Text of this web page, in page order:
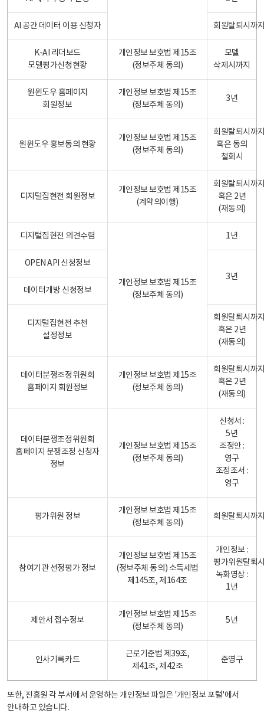
AI 공간 데이터 이용 신청자 회원탈퇴시까
K-AI 리더보드
모델평가신청현황
개인정보 보호법 제15조
(정보주체 동의)
모델
삭제시까지
원윈도우 홈페이지
회원정보
개인정보 보호법 제15조
(정보주체 동의)
3년
원윈도우 홍보동의 현황
개인정보 보호법 제15조
(정보주체 동의)
회원탈퇴시까
혹은 동의
철회시
디지털집현전 회원정보
개인정보 보호법 제15조
(계약의이행)
회원탈퇴시까
혹은 2년
(재동의)
디지털집현전 의견수렴
개인정보 보호법 제15조
(정보주체 동의)
1년
OPEN API 신청정보
3년
데이터개방 신청정보
디지털집현전 추천
설정정보
회원탈퇴시까
혹은 2년
(재동의)
데이터분쟁조정위원회
홈페이지 회원정보
개인정보 보호법 제15조
(정보주체 동의)
회원탈퇴시까
혹은 2년
(재동의)
데이터분쟁조정위원회
홈페이지 분쟁조정 신청자
정보
개인정보 보호법 제15조
(정보주체 동의)
신청서 :
5년
조정안 :
영구
조정조서 :
영구
평가위원 정보
개인정보 보호법 제15조
(정보주체 동의)
회원탈퇴시까
참여기관 선정평가 정보
개인정보 보호법 제15조
(정보주체 동의) 소득세법
제145조, 제164조
개인정보 :
평가위원탈퇴
녹화영상 :
1년
제안서 접수정보
개인정보 보호법 제15조
(정보주체 동의)
5년
인사기록카드
근로기준법 제39조,
제41조, 제42조
준영구
또한, 진흥원 각 부서에서 운영하는 개인정보 파일은 '개인정보 포털'에서
안내하고 있습니다.